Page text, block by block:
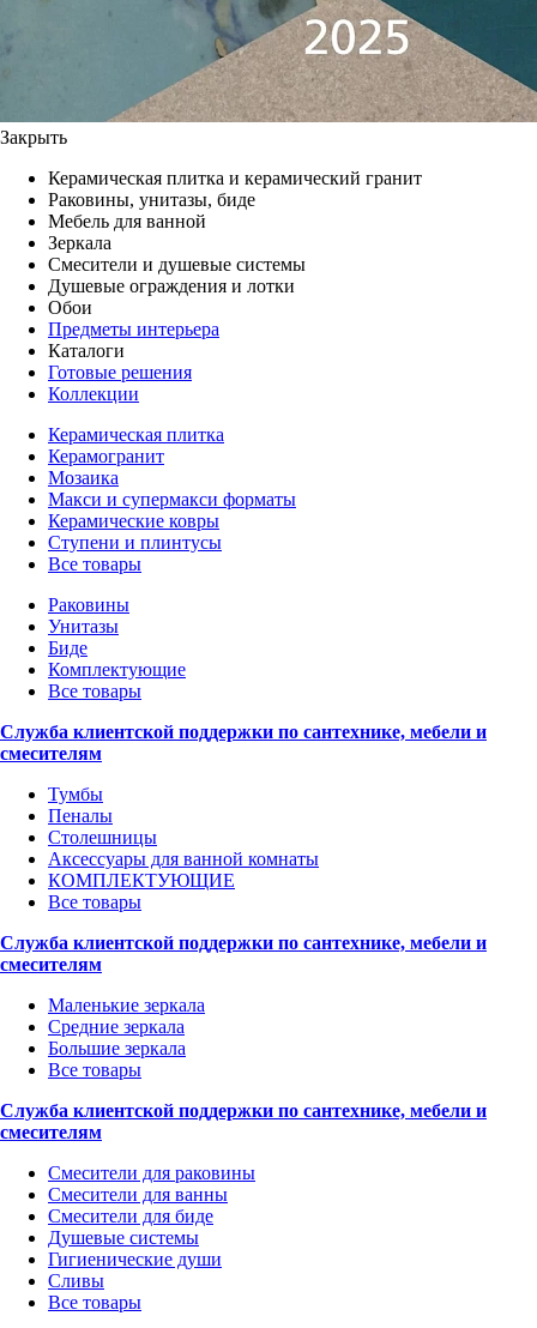
Закрыть
Керамическая плитка и керамический гранит
Раковины, унитазы, биде
Мебель для ванной
Зеркала
Смесители и душевые системы
Душевые ограждения и лотки
Обои
Предметы интерьера
Каталоги
Готовые решения
Коллекции
Керамическая плитка
Керамогранит
Мозаика
Макси и супермакси форматы
Керамические ковры
Ступени и плинтусы
Все товары
Раковины
Унитазы
Биде
Комплектующие
Все товары
Служба клиентской поддержки по сантехнике, мебели и
смесителям
Тумбы
Пеналы
Столешницы
Аксессуары для ванной комнаты
КОМПЛЕКТУЮЩИЕ
Все товары
Служба клиентской поддержки по сантехнике, мебели и
смесителям
Маленькие зеркала
Средние зеркала
Большие зеркала
Все товары
Служба клиентской поддержки по сантехнике, мебели и
смесителям
Смесители для раковины
Смесители для ванны
Смесители для биде
Душевые системы
Гигиенические души
Сливы
Все товары